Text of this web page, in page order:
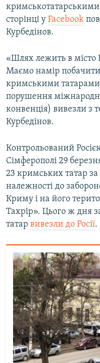
сторінці у Facebook
Курбедінов.
«Шлях лежить в місто
Маємо намір
кримськими
порушення
конвенція) вивезли з
Курбедінов.
Контрольований
Сімферополі 29
23 кримських татар
належності до
Криму і на його
Тахрір». Цього ж дня
татар вивезли до Росії.